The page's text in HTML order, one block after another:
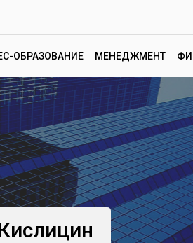
ОБРАЗОВАНИЕ МЕНЕДЖМЕНТ